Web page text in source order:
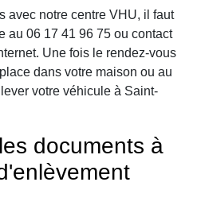
avec notre centre VHU, il faut
au 06 17 41 96 75 ou contact
Une fois le rendez-vous
dans votre maison ou au
votre véhicule à Saint-
documents à